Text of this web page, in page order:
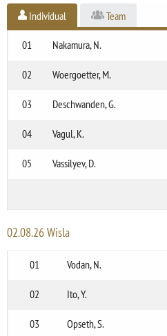
Individual Team
01 Nakamura, N.
02 Woergoetter, M.
03 Deschwanden, G.
04 Vagul, K.
05 Vassilyev, D.
02.08.26 Wisla
01
Vodan, N.
02 Ito, Y.
03 Opseth, S.